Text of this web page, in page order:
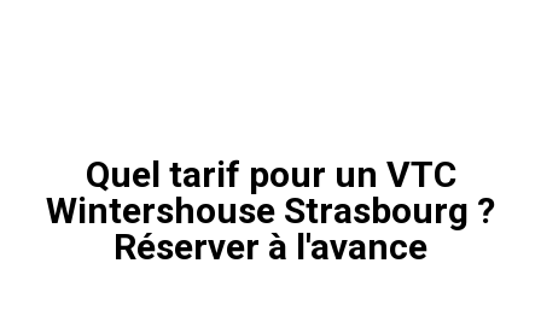
Quel tarif pour un VTC
Wintershouse Strasbourg ?
Réserver à l'avance